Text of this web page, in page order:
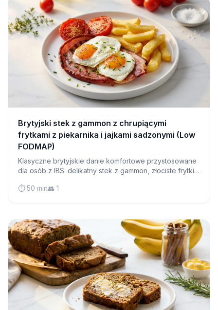
Brytyjski stek z gammon z chrupiącymi
frytkami z piekarnika i jajkami sadzonymi (Low
FODMAP)
Klasyczne brytyjskie danie komfortowe przystosowane
dla osób z IBS: delikatny stek z gammon, złociste frytki z
pomidory w jednym sycącym posiłku.
⏱️ 50 min👥 1